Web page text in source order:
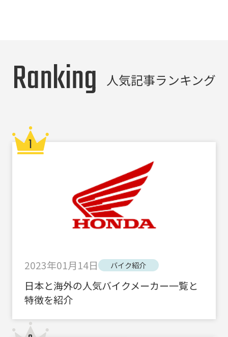
Ranking 人気記事ランキング
2023年01月14日 バイク紹介
日本と海外の人気バイクメーカー一覧と
特徴を紹介